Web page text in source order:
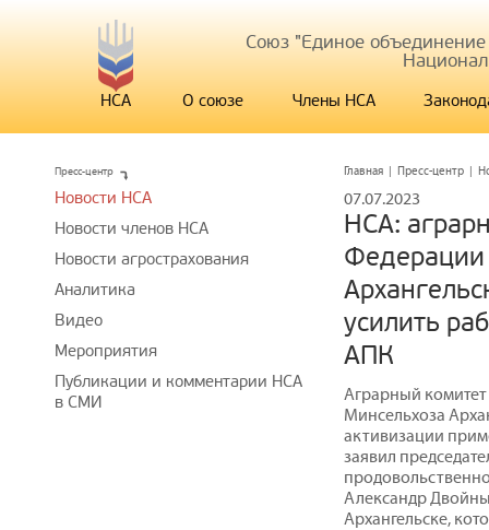
Союз "Единое
НСА О союзе Члены НСА
Главная | Пресс-центр |
07.07.2023
НСА:
усилить
АПК
Аграрный
Минсельхоза
активизации
заявил
Александр
Архангельске,
Пресс-центр
Новости НСА
Новости членов НСА
Новости агрострахования
Аналитика
Видео
Мероприятия
Публикации и комментарии НСА
в СМИ